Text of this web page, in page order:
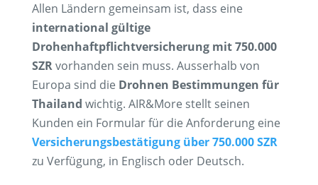
Allen Ländern gemeinsam ist, dass eine
international gültige
Drohenhaftpflichtversicherung mit 750.000
SZRvorhanden sein muss. Ausserhalb von
Europa sind die Drohnen Bestimmungen für
Thailand wichtig. AIR&More stellt seinen
Kunden ein Formular für die Anforderung eine
Versicherungsbestätigung über 750.000 SZR
zu Verfügung, in Englisch oder Deutsch.